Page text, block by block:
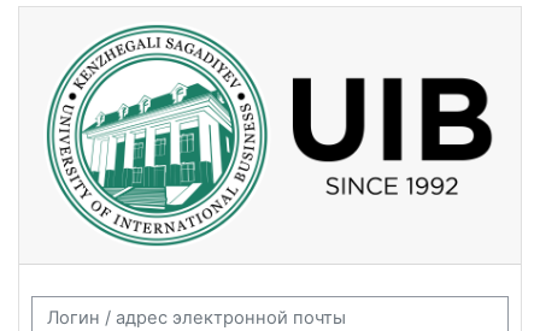
Перейти к основному содержанию
Университет международного
Логин / адрес электронной почты